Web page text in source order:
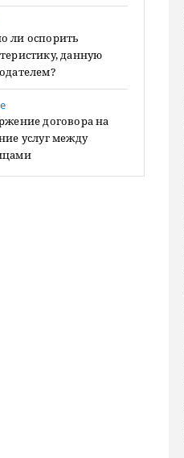
ли оспорить
данную
договора на
услуг между